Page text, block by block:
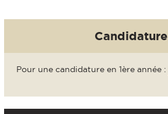
Candidature
Pour une candidature en 1ère année :